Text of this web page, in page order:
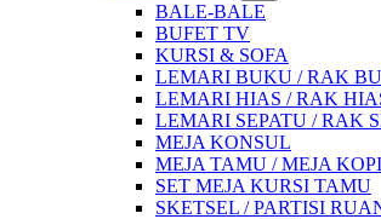
BALE-BALE
BUFET TV
KURSI & SOFA
LEMARI BUKU / RAK
LEMARI HIAS / RAK
LEMARI SEPATU / RAK
MEJA KONSUL
MEJA TAMU / MEJA KOPI
SET MEJA KURSI TAMU
SKETSEL / PARTISI